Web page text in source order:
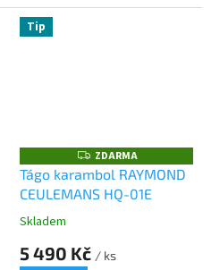
kvalitní javorová špice
Tip
Z
D
A
R
ZDARMA
Tágo karambol RAYMOND
CEULEMANS HQ-01E
Skladem
5 490 Kč / ks